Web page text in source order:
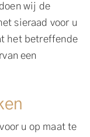
wij de
sieraad voor u
het betreffende
een
u op maat te